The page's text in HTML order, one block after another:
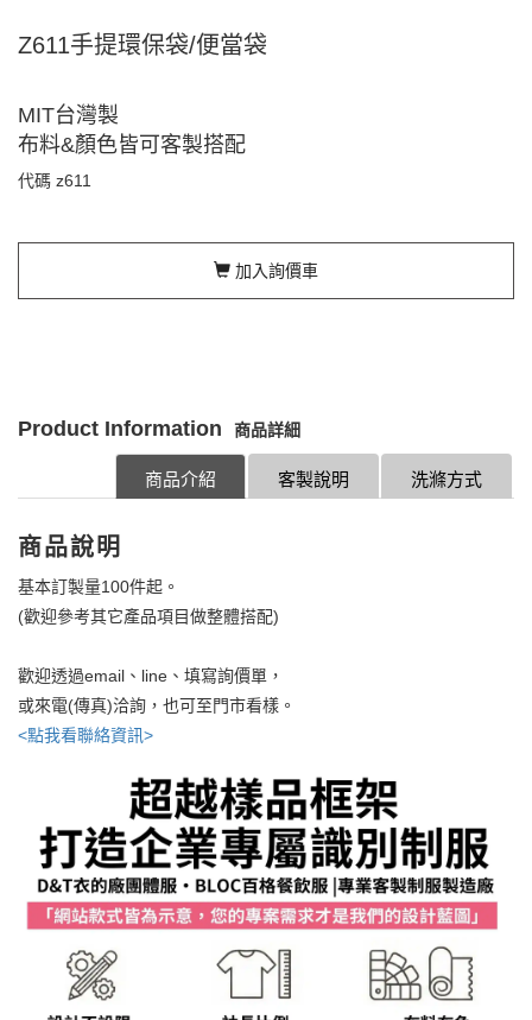
Z611手提環保袋/便當袋
MIT台灣製
布料&顏色皆可客製搭配
代碼 z611
加入詢價車
Product Information 商品詳細
洗滌方式
客製說明
商品介紹
商品說明
基本訂製量100件起。
(歡迎參考其它產品項目做整體搭配)
歡迎透過email、line、填寫詢價單，
或來電(傳真)洽詢，也可至門市看樣。
<點我看聯絡資訊>